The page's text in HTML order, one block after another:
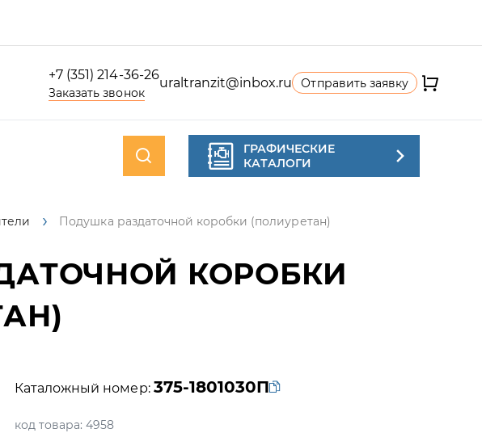
+7 (351) 214-36-26
Заказать звонок
uraltranzit@inbox.ru Отправить заявку
ГРАФИЧЕСКИЕ
КАТАЛОГИ
Подушка раздаточной коробки (полиуретан)
КОРОБКИ
Каталожный номер: 375-1801030П
код товара: 4958